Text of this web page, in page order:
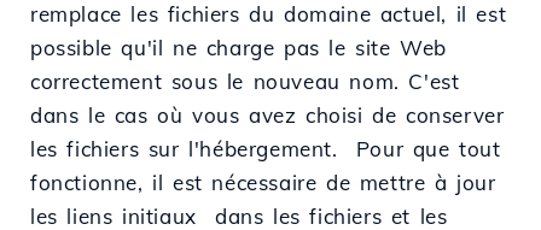
remplace les fichiers du domaine actuel, il est
possible qu'il ne charge pas le site Web
correctement sous le nouveau nom. C'est
dans le cas où vous avez choisi de conserver
les fichiers sur l'hébergement. Pour que tout
fonctionne, il est nécessaire de mettre à jour
les liens initiaux dans les fichiers et les